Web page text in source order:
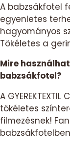
A babzsákfotel
egyenletes
hagyományos
Tökéletes a
Mire
babzsákfotel?
A
tökéletes
filmezésnek!